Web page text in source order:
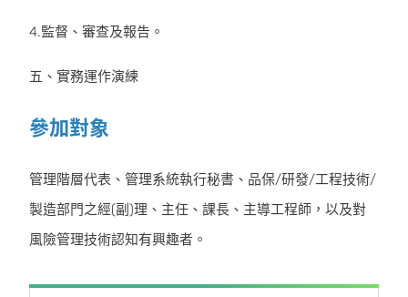
4.監督、審查及報告。
五、實務運作演練
參加對象
管理階層代表、管理系統執行秘書、品保/研發/工程技術/
製造部門之經(副)理、主任、課長、主導工程師，以及對
風險管理技術認知有興趣者。